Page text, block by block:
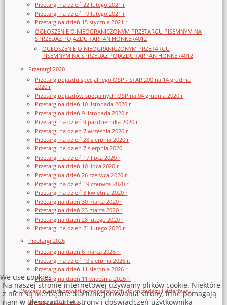
Przetargi na dzień 22 lutego 2021 r
Przetargi na dzień 19 lutego 2021 r
Przetarg na dzień 15 stycznia 2021 r
OGŁOSZENIE O NIEOGRANICZONYM PRZETARGU PISEMNYM NA
SPRZEDAŻ POJAZDU TARPAN HONKER4012
OGŁOSZENIE O NIEOGRANICZONYM PRZETARGU
PISEMNYM NA SPRZEDAŻ POJAZDU TARPAN HONKER4012
Przetargi 2020
Przetarg pojazdu specjalnego OSP - STAR 200 na 14 grudnia
2020 r
Przetarg pojazdów specjalnych OSP na 04 grudnia 2020 r
Przetarg na dzień 10 listopada 2020 r
Przetarg na dzień 9 listopada 2020 r
Przetargi na dzień 9 października 2020 r
Przetargi na dzień 7 września 2020 r
Przetargi na dzień 28 sierpnia 2020 r
Przetargi na dzień 7 sierpnia 2020
Przetargi na dzień 17 lipca 2020 r
Przetarg na dzień 10 lipca 2020 r
Przetarg na dzień 26 czerwca 2020 r
Przetargi na dzień 19 czerwca 2020 r
Przetargi na dzień 3 kwietnia 2020 r
Przetarg na dzień 30 marca 2020 r
Przetarg na dzień 23 marca 2020 r
Przetarg na dzień 28 lutego 2020 r
Przetargi na dzień 21 lutego 2020 r
Przetargi 2026
Przetarg na dzień 6 marca 2026 r.
Przetargi na dzień 10 sierpnia 2026 r.
Przetarg na dzień 11 sierpnia 2026 r.
Przetarg na dzień 11 września 2026 r.
Wykazy nieruchomości przeznaczonych do sprzedaży i dzierżawy
Wykazy z 2026 roku
We use cookies
Na naszej stronie internetowej używamy plików cookie. Niektóre
z nich są niezbędne dla funkcjonowania strony, inne pomagają
nam w ulepszaniu tej strony i doświadczeń użytkownika